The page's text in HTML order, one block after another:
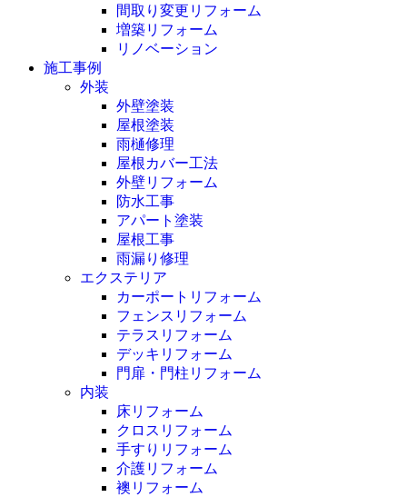
間取り変更リフォーム
増築リフォーム
リノベーション
施工事例
外装
外壁塗装
屋根塗装
雨樋修理
屋根カバー工法
外壁リフォーム
防水工事
アパート塗装
屋根工事
雨漏り修理
エクステリア
カーポートリフォーム
フェンスリフォーム
テラスリフォーム
デッキリフォーム
門扉・門柱リフォーム
内装
床リフォーム
クロスリフォーム
手すりリフォーム
介護リフォーム
襖リフォーム